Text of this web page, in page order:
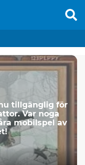
tillgänglig för
Var noga
mobilspel av